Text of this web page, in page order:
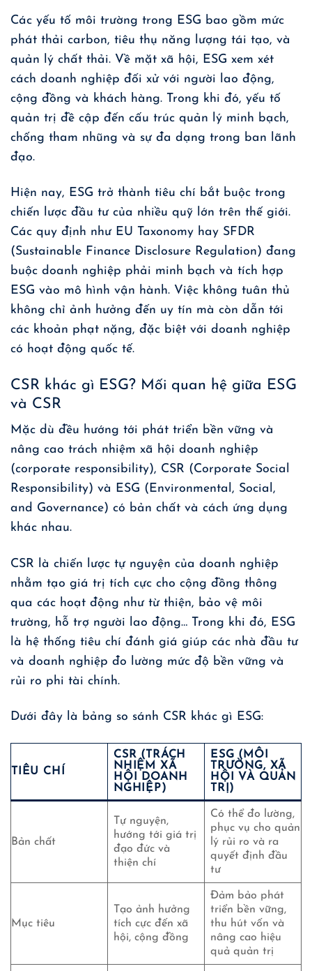
Các yếu tố môi trường trong ESG bao gồm mức
phát thải carbon, tiêu thụ năng lượng tái tạo, và
quản lý chất thải. Về mặt xã hội, ESG xem xét
cách doanh nghiệp đối xử với người lao động,
cộng đồng và khách hàng. Trong khi đó, yếu tố
quản trị đề cập đến cấu trúc quản lý minh bạch,
chống tham nhũng và sự đa dạng trong ban lãnh
đạo.
Hiện nay, ESG trở thành tiêu chí bắt buộc trong
chiến lược đầu tư của nhiều quỹ lớn trên thế giới.
Các quy định như EU Taxonomy hay SFDR
(Sustainable Finance Disclosure Regulation) đang
buộc doanh nghiệp phải minh bạch và tích hợp
ESG vào mô hình vận hành. Việc không tuân thủ
không chỉ ảnh hưởng đến uy tín mà còn dẫn tới
các khoản phạt nặng, đặc biệt với doanh nghiệp
có hoạt động quốc tế.
CSR khác gì ESG? Mối quan hệ giữa ESG
và CSR
Mặc dù đều hướng tới phát triển bền vững và
nâng cao trách nhiệm xã hội doanh nghiệp
(corporate responsibility), CSR (Corporate Social
Responsibility) và ESG (Environmental, Social,
and Governance) có bản chất và cách ứng dụng
khác nhau.
CSR là chiến lược tự nguyện của doanh nghiệp
nhằm tạo giá trị tích cực cho cộng đồng thông
qua các hoạt động như từ thiện, bảo vệ môi
trường, hỗ trợ người lao động… Trong khi đó, ESG
là hệ thống tiêu chí đánh giá giúp các nhà đầu tư
và doanh nghiệp đo lường mức độ bền vững và
rủi ro phi tài chính.
Dưới đây là bảng so sánh CSR khác gì ESG:
TIÊU CHÍ
CSR (TRÁCH
NHIỆM XÃ
HỘI DOANH
NGHIỆP)
ESG (MÔI
TRƯỜNG, XÃ
HỘI VÀ QUẢN
TRỊ)
Bản chất
Tự nguyện,
hướng tới giá trị
đạo đức và
thiện chí
Có thể đo lường,
phục vụ cho quản
lý rủi ro và ra
quyết định đầu
tư
Mục tiêu
Tạo ảnh hưởng
tích cực đến xã
hội, cộng đồng
Đảm bảo phát
triển bền vững,
thu hút vốn và
nâng cao hiệu
quả quản trị